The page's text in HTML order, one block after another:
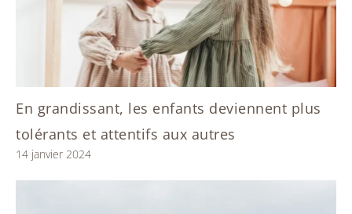
En grandissant, les enfants deviennent plus
tolérants et attentifs aux autres
14 janvier 2024